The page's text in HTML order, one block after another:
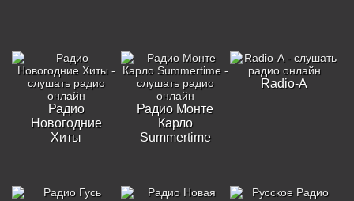
Радио
Новогодние
Хиты
Радио Монте
Карло
Summertime
Radio-A